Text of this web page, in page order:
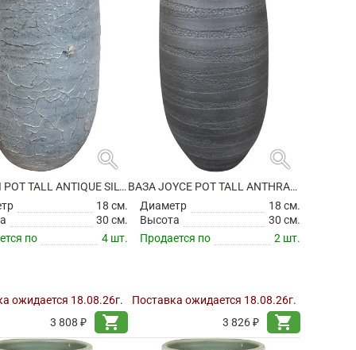
search
ВАЗА EVI POT TALL ANTIQUE SILVER
18 см.
30 см.
по
4 шт.
ожидается 18.08.26г.
3 808 ₽
shopping_cart
search
ВАЗА JOYCE POT TALL ANTHRACITE
Диаметр
18 см.
Высота
30 см.
Продается по
2 шт.
Поставка ожидается 18.08.26г.
3 826 ₽
shopping_cart